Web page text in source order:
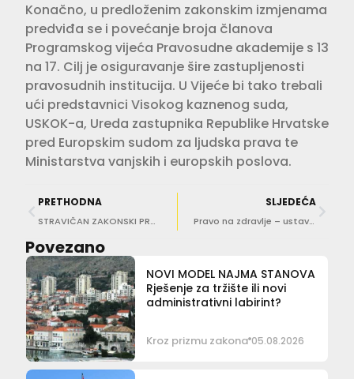
Konačno, u predloženim zakonskim izmjenama
predviđa se i povećanje broja članova
Programskog vijeća Pravosudne akademije s 13
na 17. Cilj je osiguravanje šire zastupljenosti
pravosudnih institucija. U Vijeće bi tako trebali
ući predstavnici Visokog kaznenog suda,
USKOK-a, Ureda zastupnika Republike Hrvatske
pred Europskim sudom za ljudska prava te
Ministarstva vanjskih i europskih poslova.
PRETHODNA
STRAVIČAN ZAKONSKI PROPUST Kada dijete smijete ostaviti samo doma po danu, kada po noći?!
SLJEDEĆA
Pravo na zdravlje – ustavno jamstvo ili skupa lutrija?
Povezano
NOVI MODEL NAJMA STANOVA
Rješenje za tržište ili novi
administrativni labirint?
Kroz prizmu zakona 05.08.2026